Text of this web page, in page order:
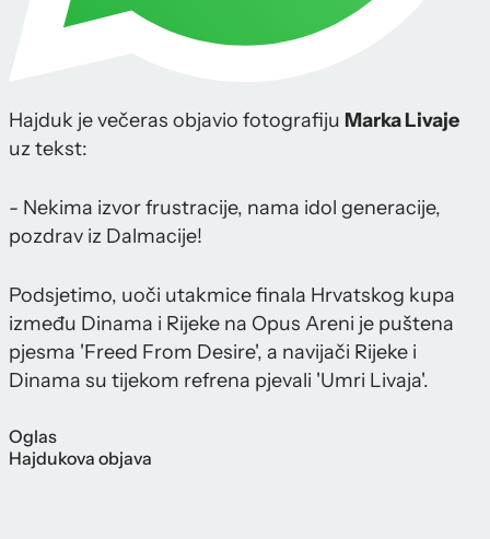
Hajduk je večeras objavio fotografiju Marka Livaje
uz tekst:
- Nekima izvor frustracije, nama idol generacije,
pozdrav iz Dalmacije!
Podsjetimo, uoči utakmice finala Hrvatskog kupa
između Dinama i Rijeke na Opus Areni je puštena
pjesma 'Freed From Desire', a navijači Rijeke i
Dinama su tijekom refrena pjevali 'Umri Livaja'.
Oglas
Hajdukova objava